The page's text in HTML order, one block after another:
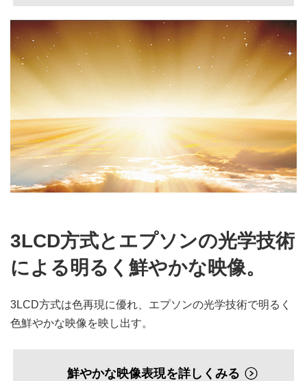
3LCD方式とエプソンの光学技術
による明るく鮮やかな映像。
3LCD方式は色再現に優れ、エプソンの光学技術で明るく
色鮮やかな映像を映し出す。
鮮やかな映像表現を詳しくみる